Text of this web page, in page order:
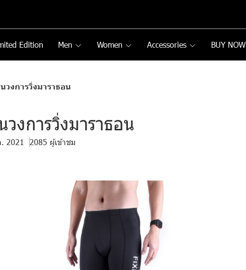
Edition Men Women Accessories BUY NOW
วงการวิ่งมาราธอน
งการวิ่งมาราธอน
2021 2085 ผู้เข้าชม